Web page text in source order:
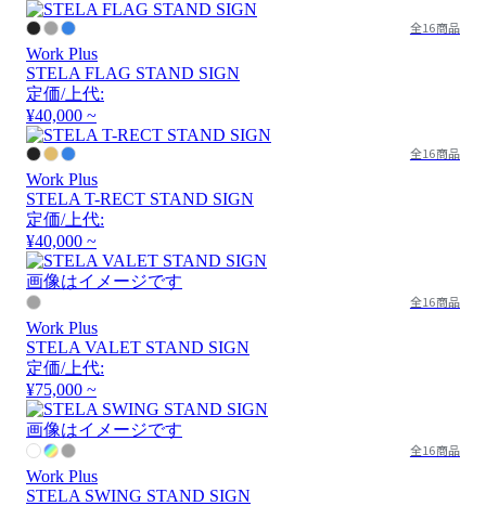
全16商品
Work Plus
STELA FLAG STAND SIGN
定価/上代:
¥40,000 ~
全16商品
Work Plus
STELA T-RECT STAND SIGN
定価/上代:
¥40,000 ~
画像はイメージです
全16商品
Work Plus
STELA VALET STAND SIGN
定価/上代:
¥75,000 ~
画像はイメージです
全16商品
Work Plus
STELA SWING STAND SIGN